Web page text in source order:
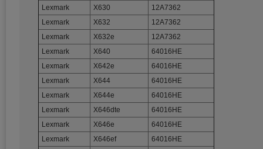
Lexmark
X630
12A7362
Lexmark
X632
12A7362
Lexmark
X632e
12A7362
Lexmark
X640
64016HE
Lexmark
X642e
64016HE
Lexmark
X644
64016HE
Lexmark
X644e
64016HE
Lexmark
X646dte
64016HE
Lexmark
X646e
64016HE
Lexmark
X646ef
64016HE